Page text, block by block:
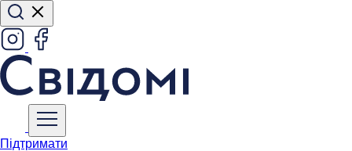
Підтримати